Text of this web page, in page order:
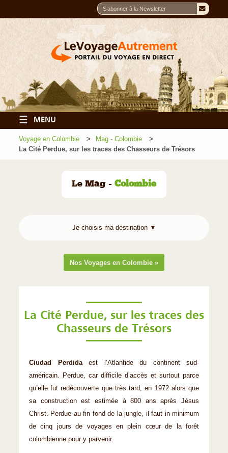
☰ MENU
Voyage en Colombie
Mag - Colombie
La Cité Perdue, sur les traces des Chasseurs de Trésors
Le Mag - Colombie
Nos Voyages en Colombie »
La Cité Perdue, sur les traces des
Chasseurs de Trésors
Ciudad Perdidaest l’Atlantide du continent sud-
américain. Perdue, car difficile d’accès et surtout parce
qu’elle fut redécouverte que très tard, en 1972 alors que
sa construction est estimée à 800 ans après Jésus
Christ. Perdue au fin fond de la jungle, il faut in minimum
de cinq jours de voyages en plein cœur de la forêt
colombienne pour y parvenir.